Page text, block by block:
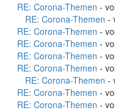
RE: Corona-Themen -
RE: Corona-Themen -
RE: Corona-Themen -
RE: Corona-Themen -
RE: Corona-Themen -
RE: Corona-Themen -
RE: Corona-Themen -
RE: Corona-Themen -
RE: Corona-Themen -